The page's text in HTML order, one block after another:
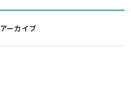
アーカイブ